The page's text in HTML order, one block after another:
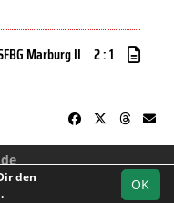
Marburg II 2 : 1
OK
den